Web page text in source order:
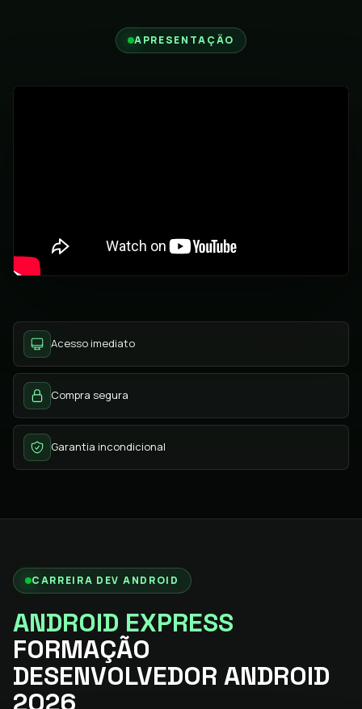
APRESENTAÇÃO
Acesso imediato
Compra segura
Garantia incondicional
CARREIRA DEV ANDROID
ANDROID EXPRESS
FORMAÇÃO
DESENVOLVEDOR ANDROID
2026